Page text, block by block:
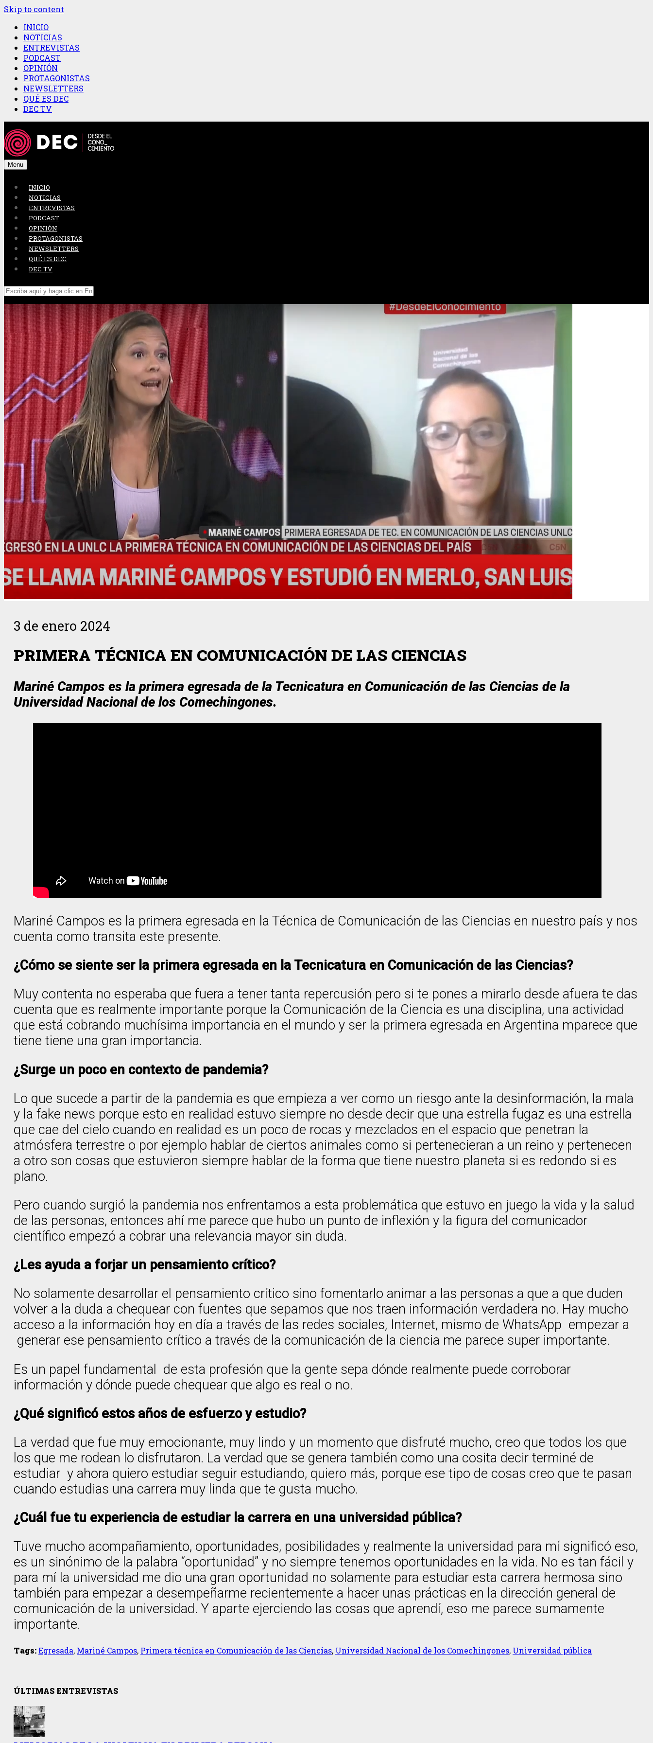
Skip to content
INICIO
NOTICIAS
ENTREVISTAS
PODCAST
OPINIÓN
PROTAGONISTAS
NEWSLETTERS
QUÉ ES DEC
DEC TV
Menu
INICIO
NOTICIAS
ENTREVISTAS
PODCAST
OPINIÓN
PROTAGONISTAS
NEWSLETTERS
QUÉ ES DEC
DEC TV
3 de enero 2024
PRIMERA TÉCNICA EN COMUNICACIÓN DE LAS CIENCIAS
Mariné Campos es la primera egresada de la Tecnicatura en Comunicación de las Ciencias de la
Universidad Nacional de los Comechingones.
Mariné Campos es la primera egresada en la Técnica de Comunicación de las Ciencias en nuestro país y nos
cuenta como transita este presente.
¿Cómo se siente ser la primera egresada en la Tecnicatura en Comunicación de las Ciencias?
Muy contenta no esperaba que fuera a tener tanta repercusión pero si te pones a mirarlo desde afuera te das
cuenta que es realmente importante porque la Comunicación de la Ciencia es una disciplina, una actividad
que está cobrando muchísima importancia en el mundo y ser la primera egresada en Argentina mparece que
tiene tiene una gran importancia.
¿Surge un poco en contexto de pandemia?
Lo que sucede a partir de la pandemia es que empieza a ver como un riesgo ante la desinformación, la mala
y la fake news porque esto en realidad estuvo siempre no desde decir que una estrella fugaz es una estrella
que cae del cielo cuando en realidad es un poco de rocas y mezclados en el espacio que penetran la
atmósfera terrestre o por ejemplo hablar de ciertos animales como si pertenecieran a un reino y pertenecen
a otro son cosas que estuvieron siempre hablar de la forma que tiene nuestro planeta si es redondo si es
plano.
Pero cuando surgió la pandemia nos enfrentamos a esta problemática que estuvo en juego la vida y la salud
de las personas, entonces ahí me parece que hubo un punto de inflexión y la figura del comunicador
científico empezó a cobrar una relevancia mayor sin duda.
¿Les ayuda a forjar un pensamiento crítico?
No solamente desarrollar el pensamiento crítico sino fomentarlo animar a las personas a que a que duden
volver a la duda a chequear con fuentes que sepamos que nos traen información verdadera no. Hay mucho
acceso a la información hoy en día a través de las redes sociales, Internet, mismo de WhatsApp empezar a
generar ese pensamiento crítico a través de la comunicación de la ciencia me parece super importante.
Es un papel fundamental de esta profesión que la gente sepa dónde realmente puede corroborar
información y dónde puede chequear que algo es real o no.
¿Qué significó estos años de esfuerzo y estudio?
La verdad que fue muy emocionante, muy lindo y un momento que disfruté mucho, creo que todos los que
los que me rodean lo disfrutaron. La verdad que se genera también como una cosita decir terminé de
estudiar y ahora quiero estudiar seguir estudiando, quiero más, porque ese tipo de cosas creo que te pasan
cuando estudias una carrera muy linda que te gusta mucho.
¿Cuál fue tu experiencia de estudiar la carrera en una universidad pública?
Tuve mucho acompañamiento, oportunidades, posibilidades y realmente la universidad para mí significó eso,
es un sinónimo de la palabra “oportunidad” y no siempre tenemos oportunidades en la vida. No es tan fácil y
para mí la universidad me dio una gran oportunidad no solamente para estudiar esta carrera hermosa sino
también para empezar a desempeñarme recientemente a hacer unas prácticas en la dirección general de
comunicación de la universidad. Y aparte ejerciendo las cosas que aprendí, eso me parece sumamente
importante.
Tags:Egresada, Mariné Campos, Primera técnica en Comunicación de las Ciencias, Universidad Nacional de los Comechingones, Universidad pública
ÚLTIMAS ENTREVISTAS